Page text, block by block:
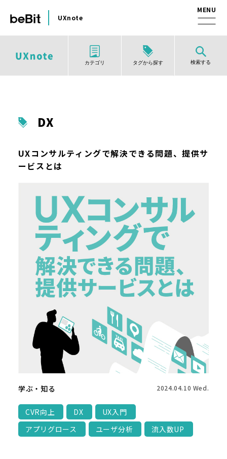
UXnote
カテゴリ タグから探す 検索する
DX
UXコンサルティングで解決できる問題、提供サ
ービスとは
学ぶ・知る 2024.04.10 Wed.
CVR向上 DX
UX入門
アプリグロース
ユーザ分析 流入数UP